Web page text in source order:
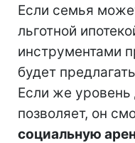
Если семья
льготной
инструментами
будет
Если же уровень
позволяет, он
социальную